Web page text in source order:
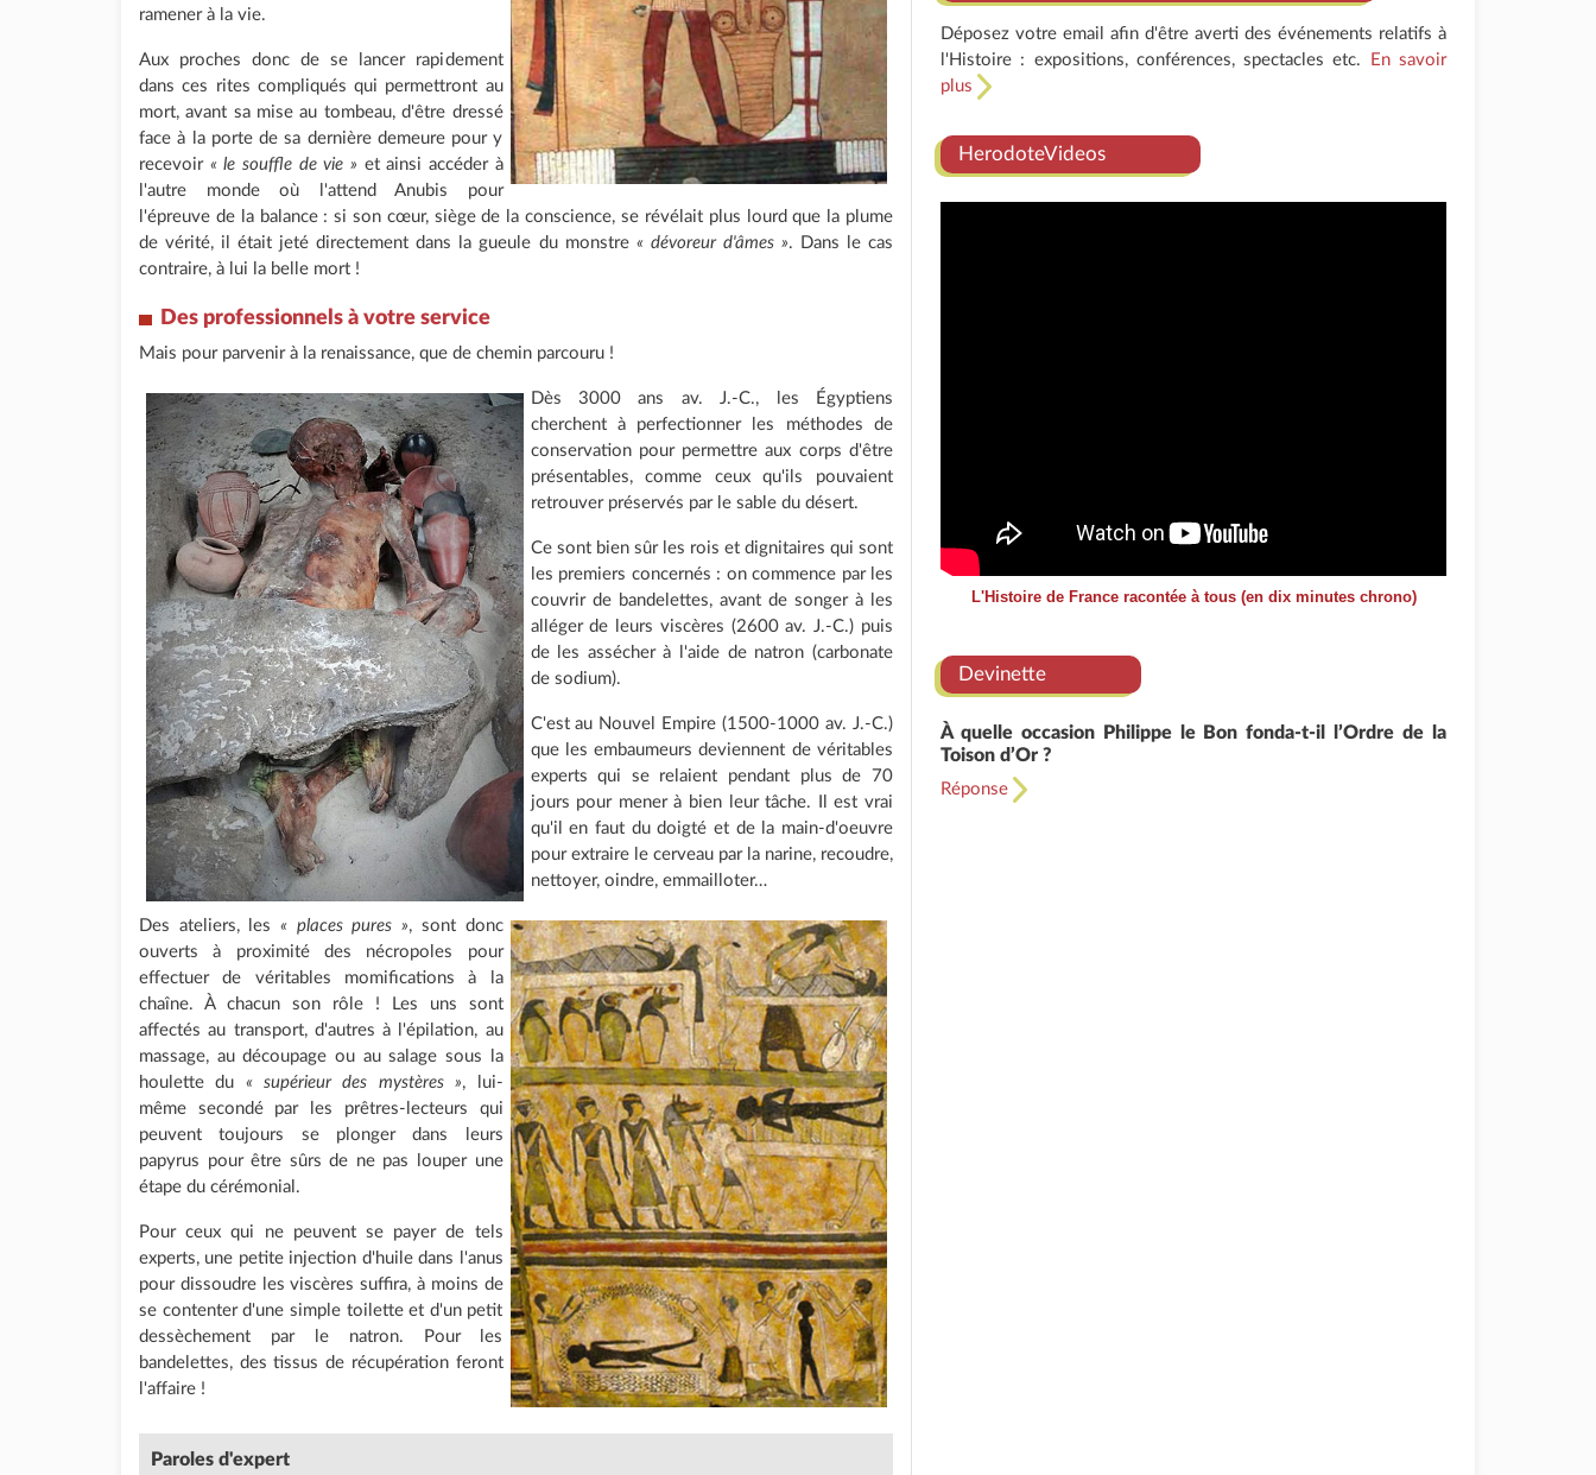
ramener à la vie.
Aux proches donc de se lancer rapidement
dans ces rites compliqués qui permettront au
mort, avant sa mise au tombeau, d'être dressé
face à la porte de sa dernière demeure pour y
recevoir « le souffle de vie » et ainsi accéder à
l'autre monde où l'attend Anubis pour
l'épreuve de la balance : si son cœur, siège de la conscience, se révélait plus lourd que la plume
de vérité, il était jeté directement dans la gueule du monstre « dévoreur d'âmes ». Dans le cas
contraire, à lui la belle mort !
Des professionnels à votre service
Mais pour parvenir à la renaissance, que de chemin parcouru !
Dès 3000 ans av. J.-C., les Égyptiens
cherchent à perfectionner les méthodes de
conservation pour permettre aux corps d'être
présentables, comme ceux qu'ils pouvaient
retrouver préservés par le sable du désert.
Ce sont bien sûr les rois et dignitaires qui sont
les premiers concernés : on commence par les
couvrir de bandelettes, avant de songer à les
alléger de leurs viscères (2600 av. J.-C.) puis
de les assécher à l'aide de natron (carbonate
de sodium).
C'est au Nouvel Empire (1500-1000 av. J.-C.)
que les embaumeurs deviennent de véritables
experts qui se relaient pendant plus de 70
jours pour mener à bien leur tâche. Il est vrai
qu'il en faut du doigté et de la main-d'oeuvre
pour extraire le cerveau par la narine, recoudre,
nettoyer, oindre, emmailloter…
Des ateliers, les« places pures », sont donc
ouverts à proximité des nécropoles pour
effectuer de véritables momifications à la
chaîne. À chacun son rôle ! Les uns sont
affectés au transport, d'autres à l'épilation, au
massage, au découpage ou au salage sous la
houlette du « supérieur des mystères », lui-
même secondé par les prêtres-lecteurs qui
peuvent toujours se plonger dans leurs
papyrus pour être sûrs de ne pas louper une
étape du cérémonial.
Pour ceux qui ne peuvent se payer de tels
experts, une petite injection d'huile dans l'anus
pour dissoudre les viscères suffira, à moins de
se contenter d'une simple toilette et d'un petit
dessèchement par le natron. Pour les
bandelettes, des tissus de récupération feront
l'affaire !
Paroles d'expert
Déposez votre email afin d'être averti des événements relatifs à
l'Histoire : expositions, conférences, spectacles etc.
En savoir
plus
HerodoteVideos
L'Histoire de France racontée à tous (en dix minutes chrono)
Devinette
À quelle occasion Philippe le Bon fonda-t-il l’Ordre de la
Toison d’Or ?
Réponse